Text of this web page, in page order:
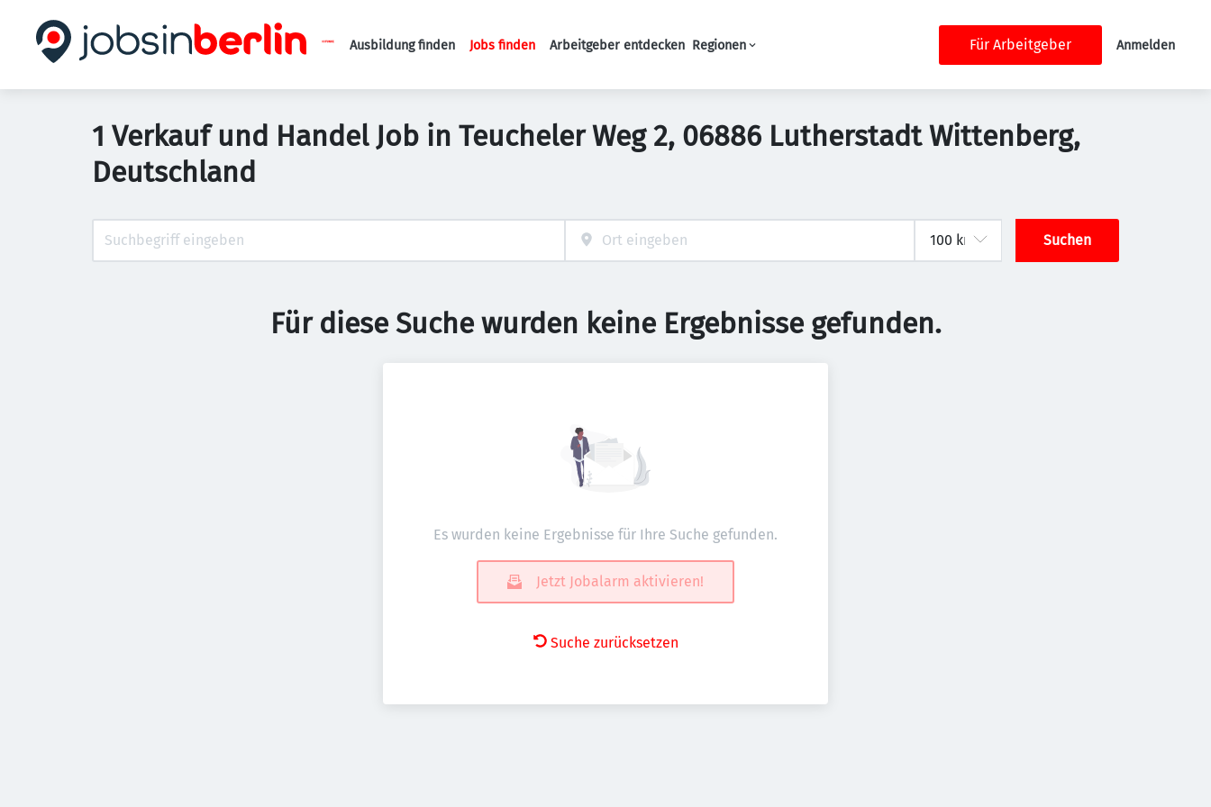
Haupt-Navigation
Ausbildung finden Jobs finden Arbeitgeber entdecken Regionen Für Arbeitgeber Anmelden
1 Verkauf und Handel Job in Teucheler Weg 2, 06886 Lutherstadt Wittenberg,
Deutschland
Suchen
Für diese Suche wurden keine Ergebnisse gefunden.
Es wurden keine Ergebnisse für Ihre Suche gefunden.
Jetzt Jobalarm aktivieren!
Suche zurücksetzen